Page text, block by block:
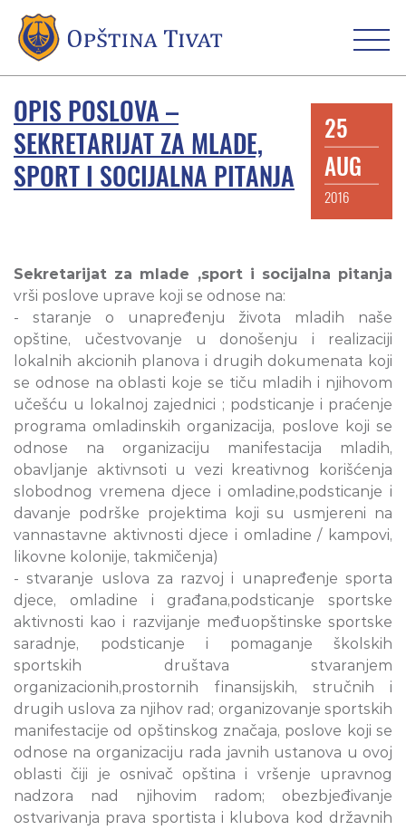
OPIS POSLOVA –
SEKRETARIJAT ZA MLADE,
SPORT I SOCIJALNA PITANJA
25
AUG
2016
Sekretarijat za mlade ,sport i socijalna pitanja
vrši poslove uprave koji se odnose na:
- staranje o unapređenju života mladih naše
opštine, učestvovanje u donošenju i realizaciji
lokalnih akcionih planova i drugih dokumenata koji
se odnose na oblasti koje se tiču mladih i njihovom
učešću u lokalnoj zajednici ; podsticanje i praćenje
programa omladinskih organizacija, poslove koji se
odnose na organizaciju manifestacija mladih,
obavljanje aktivnsoti u vezi kreativnog korišćenja
slobodnog vremena djece i omladine,podsticanje i
davanje podrške projektima koji su usmjereni na
vannastavne aktivnosti djece i omladine / kampovi,
likovne kolonije, takmičenja)
- stvaranje uslova za razvoj i unapređenje sporta
djece, omladine i građana,podsticanje sportske
aktivnosti kao i razvijanje međuopštinske sportske
saradnje, podsticanje i pomaganje školskih
sportskih društava stvaranjem
organizacionih,prostornih finansijskih, stručnih i
drugih uslova za njihov rad; organizovanje sportskih
manifestacije od opštinskog značaja, poslove koji se
odnose na organizaciju rada javnih ustanova u ovoj
oblasti čiji je osnivač opština i vršenje upravnog
nadzora nad njihovim radom; obezbjeđivanje
ostvarivanja prava sportista i klubova kod državnih